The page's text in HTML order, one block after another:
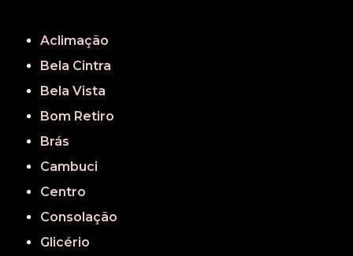
Aclimação
Bela Cintra
Bela Vista
Bom Retiro
Brás
Cambuci
Centro
Consolação
Glicério